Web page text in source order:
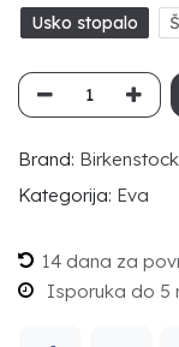
Usko stopalo
Brand: Birkenstock
Kategorija: Eva
14 dana za
Isporuka do 5